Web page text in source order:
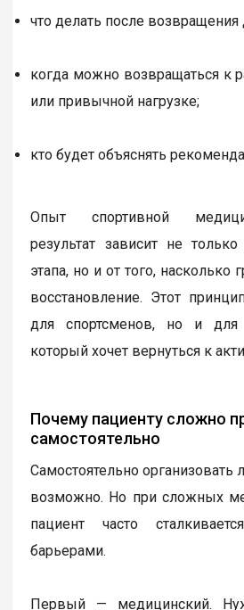
что делать после
когда можно возвращаться к
или привычной нагрузке;
кто будет объяснять
Опыт спортивной
результат зависит не только
этапа, но и от того, насколько
восстановление. Этот
для спортсменов, но и для
который хочет вернуться к
Почему пациенту сложно
самостоятельно
Самостоятельно организовать
возможно. Но при сложных
пациент часто
барьерами.
Первый — медицинский.